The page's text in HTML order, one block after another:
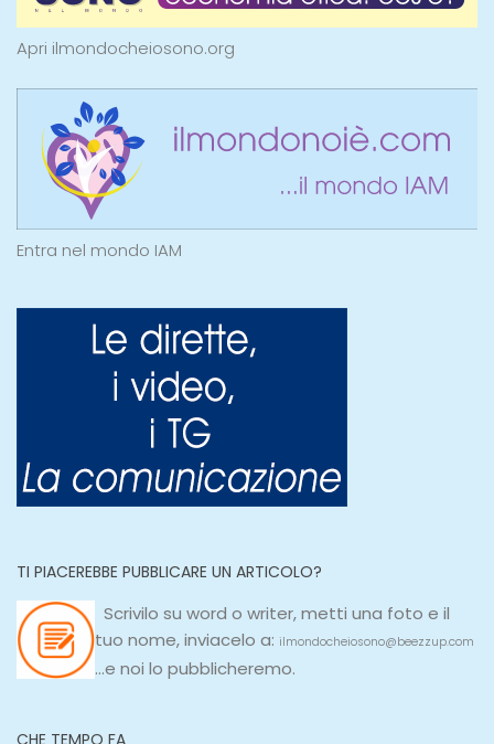
Apri ilmondocheiosono.org
Entra nel mondo IAM
TI PIACEREBBE PUBBLICARE UN ARTICOLO?
Scrivilo su word o writer, metti una foto e il
tuo nome, inviacelo a: ilmondocheiosono@beezzup.com
...e noi lo pubblicheremo.